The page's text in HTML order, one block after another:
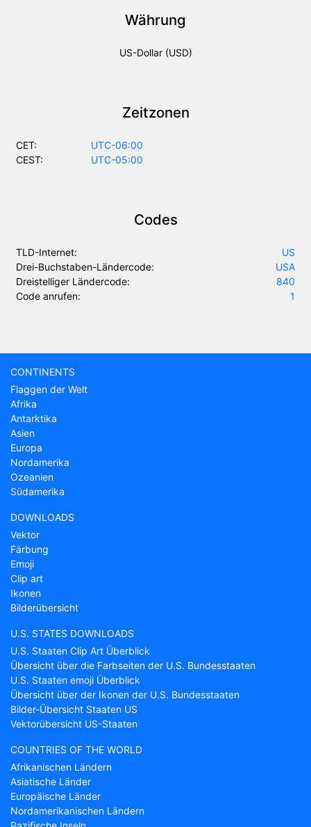
Währung
US-Dollar (USD)
Zeitzonen
CET:
UTC-06:00
CEST:
UTC-05:00
Codes
TLD-Internet:
US
Drei-Buchstaben-Ländercode:
USA
Dreistelliger Ländercode:
840
Code anrufen:
1
CONTINENTS
Flaggen der Welt
Afrika
Antarktika
Asien
Europa
Nordamerika
Ozeanien
Südamerika
DOWNLOADS
Vektor
Färbung
Emoji
Clip art
Ikonen
Bilderübersicht
U.S. STATES DOWNLOADS
U.S. Staaten Clip Art Überblick
Übersicht über die Farbseiten der U.S. Bundesstaaten
U.S. Staaten emoji Überblick
Übersicht über der Ikonen der U.S. Bundesstaaten
Bilder-Übersicht Staaten US
Vektorübersicht US-Staaten
COUNTRIES OF THE WORLD
Afrikanischen Ländern
Asiatische Länder
Europäische Länder
Nordamerikanischen Ländern